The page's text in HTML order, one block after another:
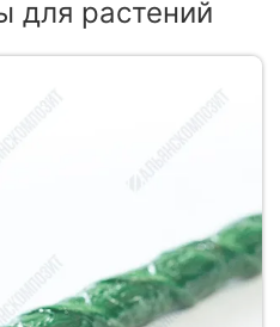
для растений